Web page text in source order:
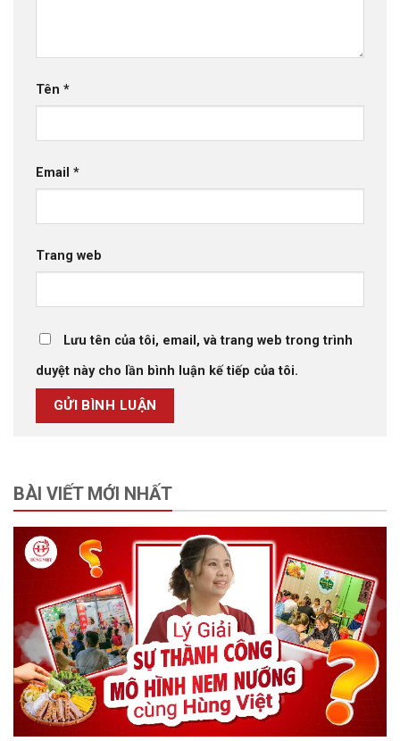
Tên *
Email *
Trang web
Lưu tên của tôi, email, và trang web trong trình
duyệt này cho lần bình luận kế tiếp của tôi.
BÀI VIẾT MỚI NHẤT